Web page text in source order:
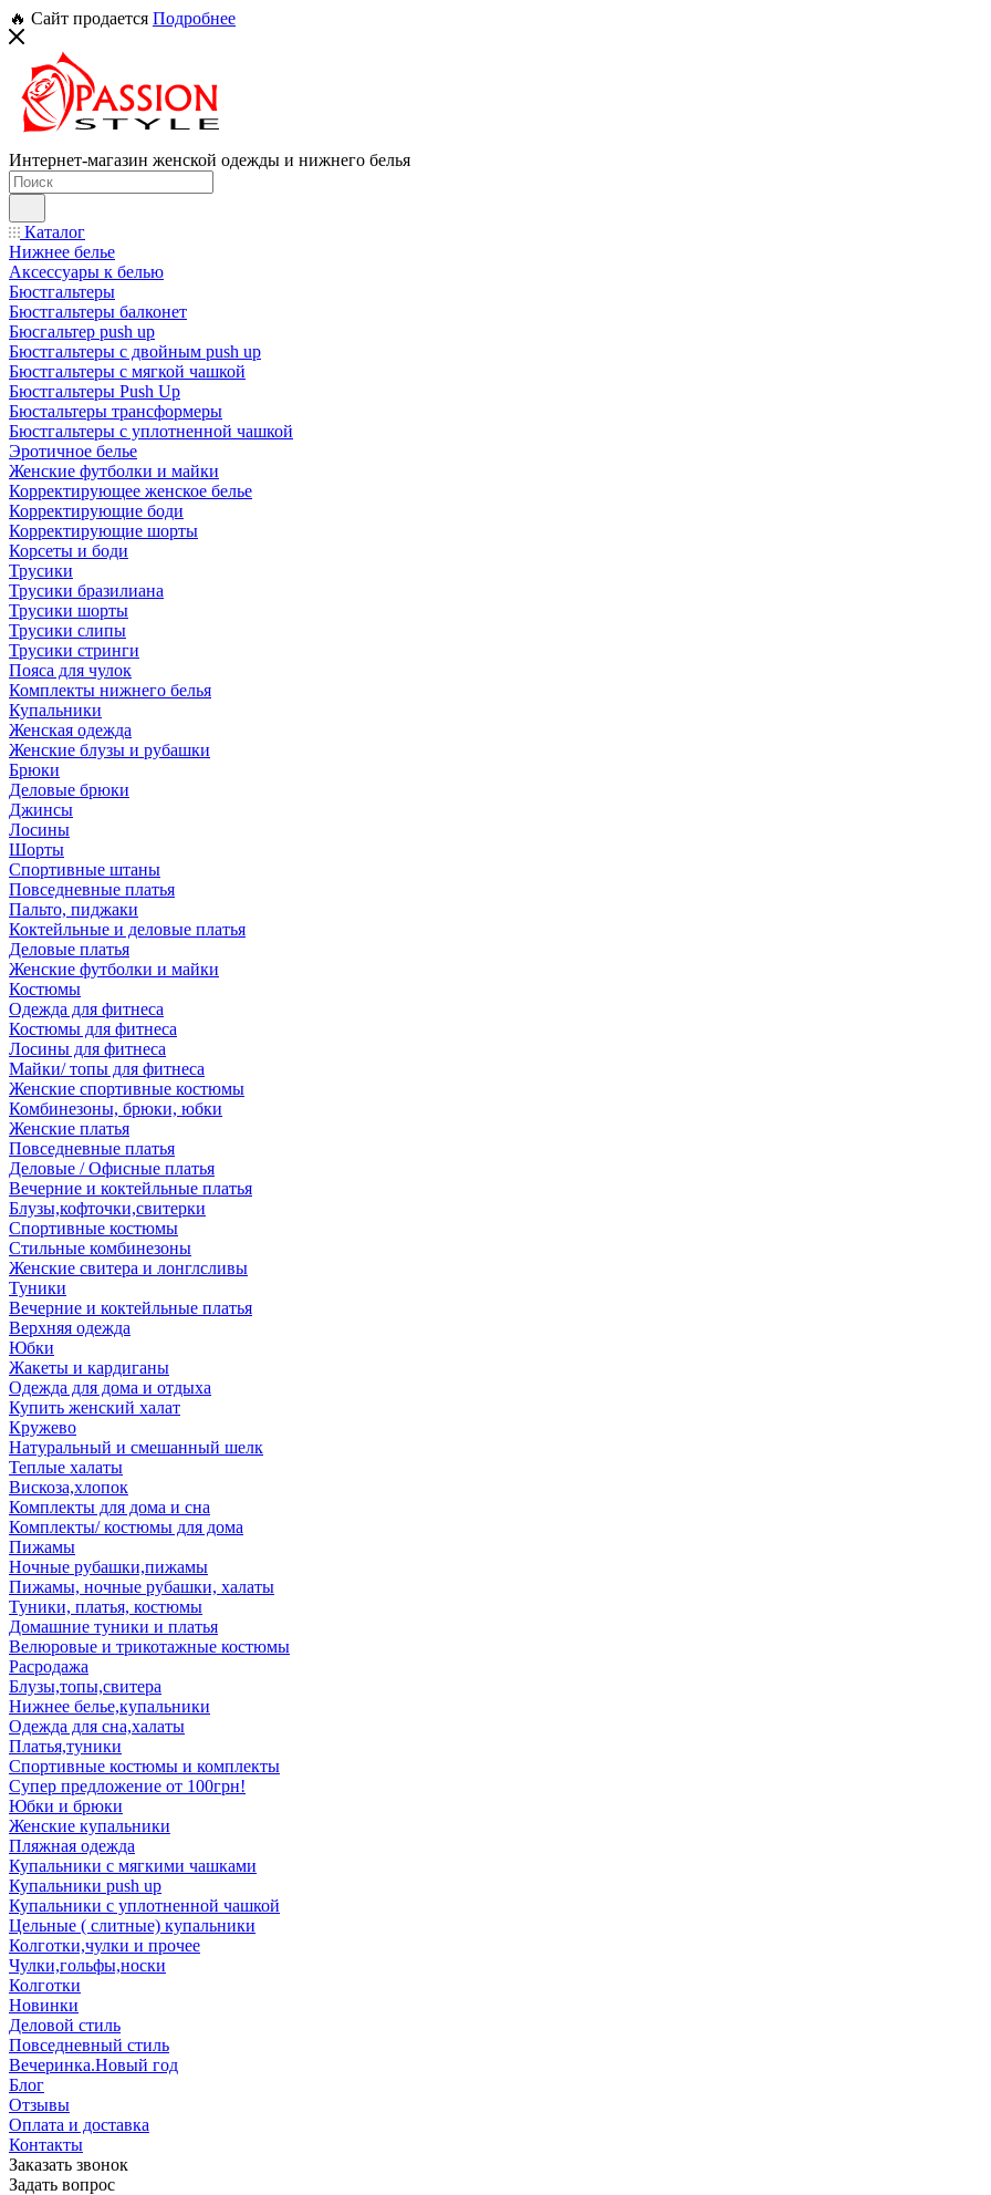
🔥 Сайт продается Подробнее
Интернет-магазин женской одежды и нижнего белья
Каталог
Нижнее белье
Аксессуары к белью
Бюстгальтеры
Бюстгальтеры балконет
Бюсгальтер push up
Бюстгальтеры с двойным push up
Бюстгальтеры с мягкой чашкой
Бюстгальтеры Push Up
Бюстальтеры трансформеры
Бюстгальтеры с уплотненной чашкой
Эротичное белье
Женские футболки и майки
Корректирующее женское белье
Корректирующие боди
Корректирующие шорты
Корсеты и боди
Трусики
Трусики бразилиана
Трусики шорты
Трусики слипы
Трусики стринги
Пояса для чулок
Комплекты нижнего белья
Купальники
Женская одежда
Женские блузы и рубашки
Брюки
Деловые брюки
Джинсы
Лосины
Шорты
Спортивные штаны
Повседневные платья
Пальто, пиджаки
Коктейльные и деловые платья
Деловые платья
Женские футболки и майки
Костюмы
Одежда для фитнеса
Костюмы для фитнеса
Лосины для фитнеса
Майки/ топы для фитнеса
Женские спортивные костюмы
Комбинезоны, брюки, юбки
Женские платья
Повседневные платья
Деловые / Офисные платья
Вечерние и коктейльные платья
Блузы,кофточки,свитерки
Спортивные костюмы
Стильные комбинезоны
Женские свитера и лонглсливы
Туники
Вечерние и коктейльные платья
Верхняя одежда
Юбки
Жакеты и кардиганы
Одежда для дома и отдыха
Купить женский халат
Кружево
Натуральный и смешанный шелк
Теплые халаты
Вискоза,хлопок
Комплекты для дома и сна
Комплекты/ костюмы для дома
Пижамы
Ночные рубашки,пижамы
Пижамы, ночные рубашки, халаты
Туники, платья, костюмы
Домашние туники и платья
Велюровые и трикотажные костюмы
Расродажа
Блузы,топы,свитера
Нижнее белье,купальники
Одежда для сна,халаты
Платья,туники
Спортивные костюмы и комплекты
Супер предложение от 100грн!
Юбки и брюки
Женские купальники
Пляжная одежда
Купальники с мягкими чашками
Купальники push up
Купальники с уплотненной чашкой
Цельные ( слитные) купальники
Колготки,чулки и прочее
Чулки,гольфы,носки
Колготки
Новинки
Деловой стиль
Повседневный стиль
Вечеринка.Новый год
Блог
Отзывы
Оплата и доставка
Контакты
Заказать звонок
Задать вопрос